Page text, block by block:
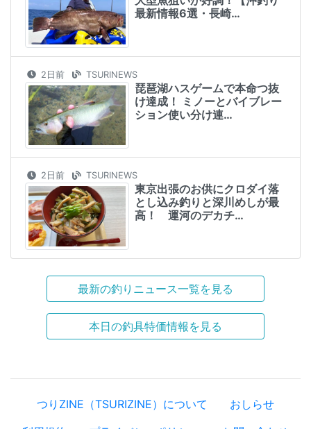
最新情報6選・長崎…
2日前 TSURINEWS
琵琶湖ハスゲームで本命つ抜
け達成！ ミノーとバイブレー
ション使い分け連…
2日前 TSURINEWS
東京出張のお供にクロダイ落
とし込み釣りと深川めしが最
高！ 運河のデカチ…
最新の釣りニュース一覧を見る
本日の釣具特価情報を見る
つりZINE（TSURIZINE）について
おしらせ